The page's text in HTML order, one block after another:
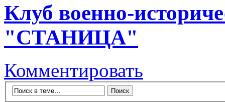
Клуб военно-
"СТАНИЦА"
Комментировать